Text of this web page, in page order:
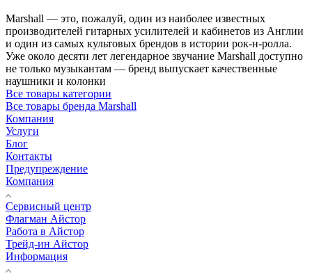
Marshall — это, пожалуй, один из наиболее известных
производителей гитарных усилителей и кабинетов из Англии
и один из самых культовых брендов в истории рок-н-ролла.
Уже около десяти лет легендарное звучание Marshall доступно
не только музыкантам — бренд выпускает качественные
наушники и колонки
Все товары категории
Все товары бренда Marshall
Компания
Услуги
Блог
Контакты
Предупреждение
Компания
Сервисный центр
Флагман Айстор
Работа в Айстор
Трейд-ин Айстор
Информация